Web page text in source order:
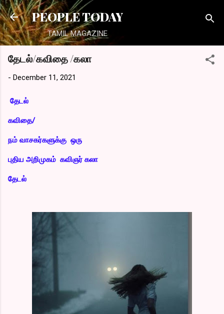
Skip to main content
PEOPLE TODAY
TAMIL MAGAZINE
தேடல்/கவிதை /கலா
- December 11, 2021
தேடல்
கவிதை/
நம் வாசகர்களுக்கு ஒரு
புதிய அறிமுகம் கவிஞர் கலா
தேடல்